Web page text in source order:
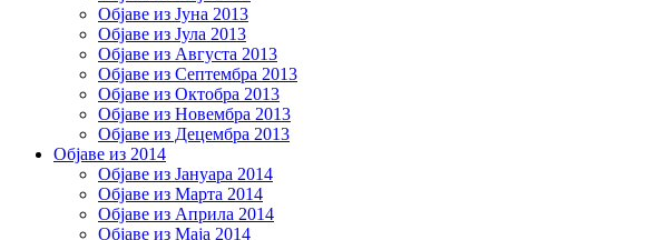
Објаве из Јунa 2013
Објаве из Јула 2013
Објаве из Августа 2013
Објаве из Септембра 2013
Објаве из Октобра 2013
Објаве из Новембра 2013
Објаве из Децембра 2013
Објаве из 2014
Објаве из Јануара 2014
Објаве из Марта 2014
Објаве из Априла 2014
Објаве из Маја 2014